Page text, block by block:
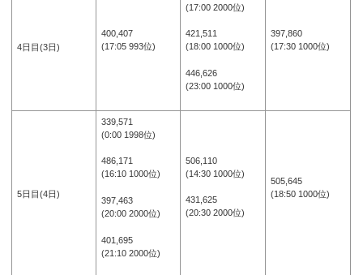
4日目(3日)
400,407
(17:05 993位)
(17:00 2000位)
421,511
(18:00 1000位)
446,626
(23:00 1000位)
397,860
(17:30 1000位)
5日目(4日)
339,571
(0:00 1998位)
486,171
(16:10 1000位)
397,463
(20:00 2000位)
401,695
(21:10 2000位)
506,110
(14:30 1000位)
431,625
(20:30 2000位)
505,645
(18:50 1000位)